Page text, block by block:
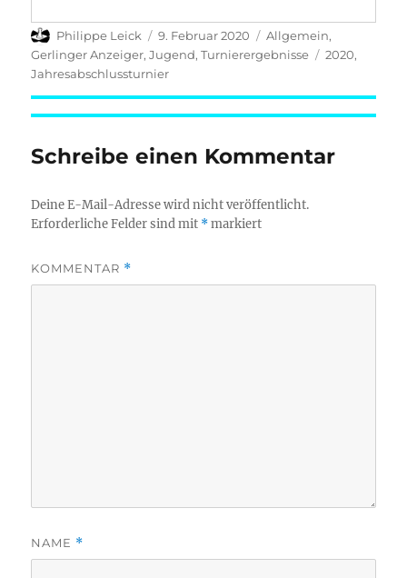
Autor
Philippe Leick
Veröffentlicht
am
9. Februar 2020 Kategorien
Allgemein,
Gerlinger Anzeiger,Jugend,Turnierergebnisse Schlagwörter
2020,
Jahresabschlussturnier
Schreibe einen Kommentar
Deine E-Mail-Adresse wird nicht veröffentlicht.
Erforderliche Felder sind mit *markiert
KOMMENTAR *
NAME *